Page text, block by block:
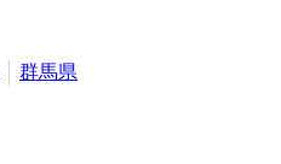
群馬県